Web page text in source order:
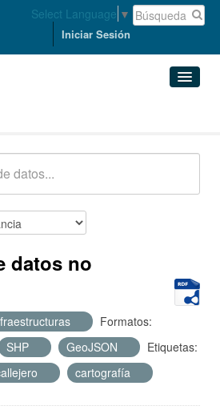
Select Language ▼
Iniciar Sesión
datos no
Formatos:
SHP GeoJSON
Etiquetas:
cartografía